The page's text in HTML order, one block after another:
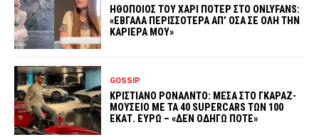
ΗΘΟΠΟΙΟΣ ΤΟΥ ΧΑΡΙ ΠΟΤΕΡ ΣΤΟ ONLYFANS:
«ΕΒΓΑΛΑ ΠΕΡΙΣΣΟΤΕΡΑ ΑΠ’ ΟΣΑ ΣΕ ΟΛΗ ΤΗΝ
ΚΑΡΙΕΡΑ ΜΟΥ»
GOSSIP
ΚΡΙΣΤΙΑΝΟ ΡΟΝΑΛΝΤΟ: ΜΕΣΑ ΣΤΟ ΓΚΑΡΑΖ-
ΜΟΥΣΕΙΟ ΜΕ ΤΑ 40 SUPERCARS ΤΩΝ 100
ΕΚΑΤ. ΕΥΡΩ – «ΔΕΝ ΟΔΗΓΩ ΠΟΤΕ»